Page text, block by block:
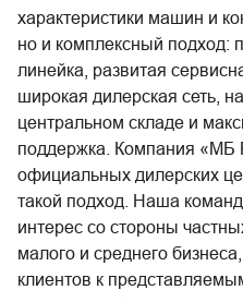
характеристики машин и
но и комплексный подход:
линейка, развитая
широкая дилерская сеть,
центральном складе и
поддержка. Компания «МБ
официальных дилерских
такой подход. Наша
интерес со стороны
малого и среднего
клиентов к